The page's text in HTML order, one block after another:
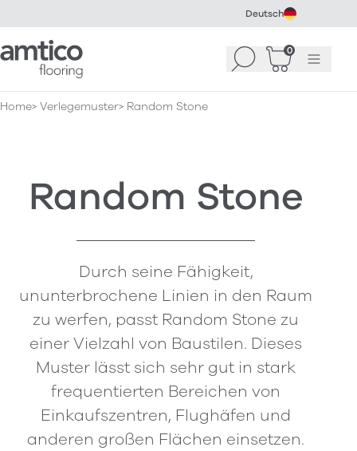
Deutsch
Amtico Flooring Suchen 0
WarenkorbMenü
Home Verlegemuster Random Stone
Random Stone
Durch seine Fähigkeit,
ununterbrochene Linien in den Raum
zu werfen, passt Random Stone zu
einer Vielzahl von Baustilen. Dieses
Muster lässt sich sehr gut in stark
frequentierten Bereichen von
Einkaufszentren, Flughäfen und
anderen großen Flächen einsetzen.